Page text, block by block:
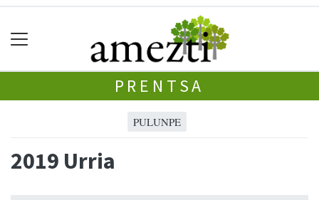
PRENTSA
PULUNPE
2019 Urria